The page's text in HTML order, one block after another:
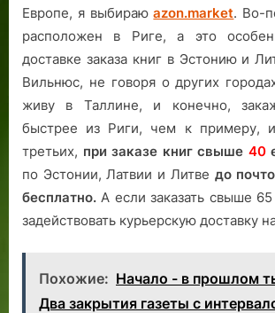
Европе, я выбираюazon.market. Во-
расположен в Риге, а это
доставке заказа книг в Эстонию и
Вильнюс, не говоря о других
живу в Таллине, и конечно,
быстрее из Риги, чем к примеру,
третьих, при заказе книг свыше 40
по Эстонии, Латвии и Литве до
бесплатно. А если заказать свыше
задействовать курьерскую доставку
Похожие: Начало - в прошлом
Два закрытия газеты с